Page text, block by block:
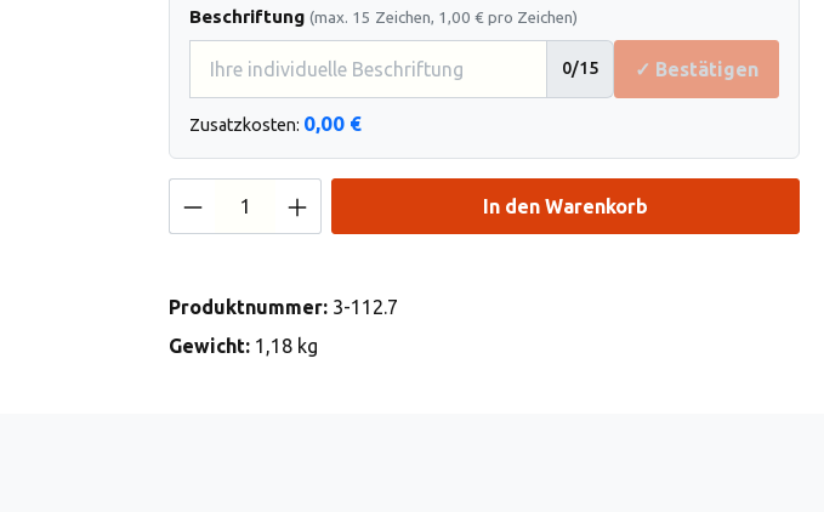
Beschriftung (max. 15 Zeichen, 1,00 € pro Zeichen)
0/15 ✓ Bestätigen
Zusatzkosten: 0,00 €
Produkt Anzahl: Gib den gewünschten Wert
In den Warenkorb
Produktnummer: 3-112.7
Gewicht: 1,18 kg